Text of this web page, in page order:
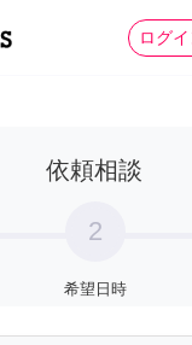
ログ
家事
依頼相談
2
希望日時